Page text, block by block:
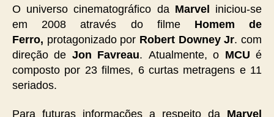
O universo cinematográfico da Marvel iniciou-se
em 2008 através do filme Homem de
Ferro, protagonizado por Robert Downey Jr. com
direção de Jon Favreau. Atualmente, o MCU é
composto por 23 filmes, 6 curtas metragens e 11
seriados.
Para futuras informações a respeito da Marvel